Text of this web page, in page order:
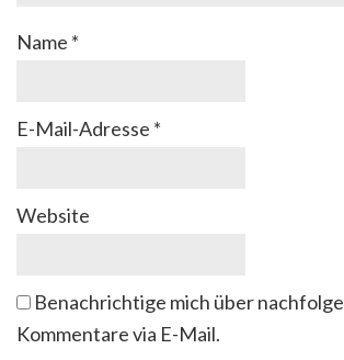
Name *
E-Mail-Adresse *
Website
Benachrichtige mich über
Kommentare via E-Mail.